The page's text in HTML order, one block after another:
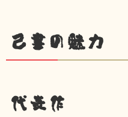
己書の魅力
代表作